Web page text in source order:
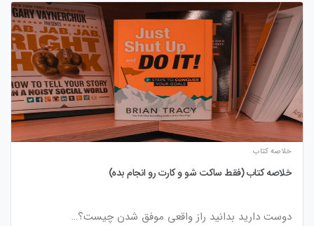
خلاصه کتاب
خلاصه کتاب (فقط ساکت شو و کارت رو انجام بده)
دوست دارید بدانید راز واقعی موفق شدن چیست؟…